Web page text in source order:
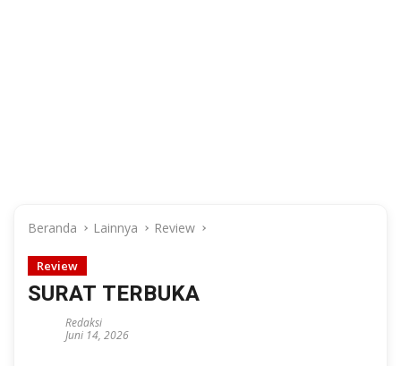
Beranda Lainnya Review
Review
SURAT TERBUKA
Redaksi
Juni 14, 2026